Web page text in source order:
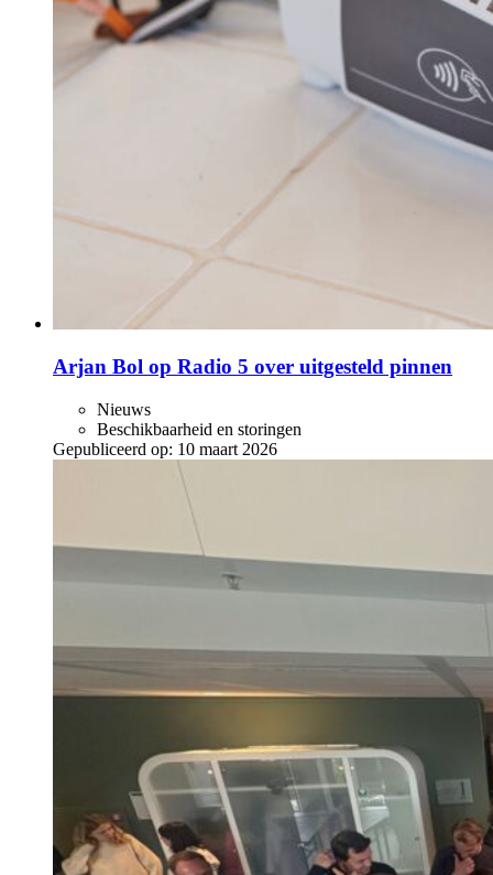
Arjan Bol op Radio 5 over uitgesteld pinnen
Nieuws
Beschikbaarheid en storingen
Gepubliceerd op: 10 maart 2026